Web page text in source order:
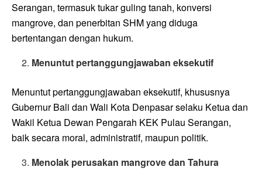
Serangan, termasuk tukar guling tanah, konversi
mangrove, dan penerbitan SHM yang diduga
bertentangan dengan hukum.
Menuntut pertanggungjawaban eksekutif
Menuntut pertanggungjawaban eksekutif, khususnya
Gubernur Bali dan Wali Kota Denpasar selaku Ketua dan
Wakil Ketua Dewan Pengarah KEK Pulau Serangan,
baik secara moral, administratif, maupun politik.
Menolak perusakan mangrove dan Tahura